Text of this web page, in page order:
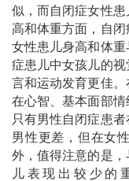
似，而自闭症女性
高和体重方面，自
女性患儿身高和体
症患儿中女孩儿的
言和运动发育更佳
在心智、基本面部
只有男性自闭症患
男性更差，但在女
外，值得注意的是
儿表现 出较少的